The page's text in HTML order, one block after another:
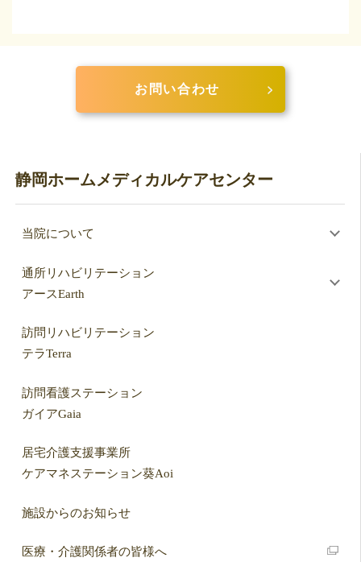
静岡ホームメディカルケアセンター
当院について
通所リハビリテーション
アースEarth
訪問リハビリテーション
テラTerra
訪問看護ステーション
ガイアGaia
居宅介護支援事業所
ケアマネステーション葵Aoi
施設からのお知らせ
医療・介護関係者の皆様へ
お問い合わせ